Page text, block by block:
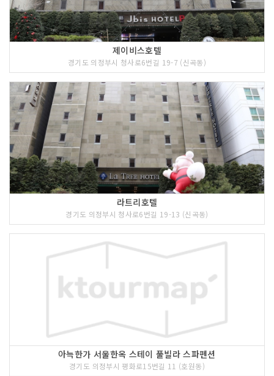
3 코스 : 점심식사 (보영식당, 고산떡갈비)
<<코스 설명>>
[보영식당]
원조 '부대찌개'. 그러나 이젠 소시지와
햄과 각종 사리가 가득 담긴 영양만점의
찌개로 세대 교체되어 그 명성 역시 가히
전국구라 할 수 있게 되었는데, 그 중에
의정부의 부대찌개는 '의정부찌개'로 불
리워질만큼 그 맛을 인정받았는데 이중
가장 대표적인 집중의 하나가 바로 '보영
식당'이다. 직접 담근 보리고추장과 김치
에서 우러나는 그 속 깊은 얼큰함을 꼭 한
번 맛보길 바란다.
제이비스호텔
경기도 의정부시 청사로6번길 19-7 (신곡동)
라트리호텔
경기도 의정부시 청사로6번길 19-13 (신곡동)
아늑한가 서울한옥 스테이 풀빌라 스파펜션
경기도 의정부시 평화로15번길 11 (호원동)